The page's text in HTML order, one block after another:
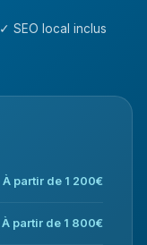
✓ SEO local inclus
À partir de 1 200€
À partir de 1 800€